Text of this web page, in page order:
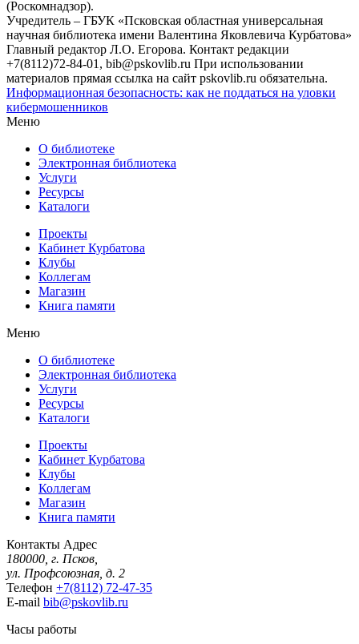
(Роскомнадзор).
Учредитель – ГБУК «Псковская областная универсальная
научная библиотека имени Валентина Яковлевича Курбатова»
Главный редактор Л.О. Егорова. Контакт редакции
+7(8112)72-84-01, bib@pskovlib.ru При использовании
материалов прямая ссылка на сайт pskovlib.ru обязательна.
Информационная безопасность: как не поддаться на уловки
кибермошенников
Меню
О библиотеке
Электронная библиотека
Услуги
Ресурсы
Каталоги
Проекты
Кабинет Курбатова
Клубы
Коллегам
Магазин
Книга памяти
Меню
О библиотеке
Электронная библиотека
Услуги
Ресурсы
Каталоги
Проекты
Кабинет Курбатова
Клубы
Коллегам
Магазин
Книга памяти
Контакты Адрес
180000, г. Псков,
ул. Профсоюзная, д. 2
Телефон +7(8112) 72-47-35
E-mail bib@pskovlib.ru
Часы работы